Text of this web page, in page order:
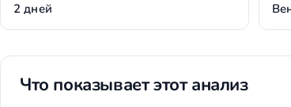
2 дней
Что показывает этот анализ